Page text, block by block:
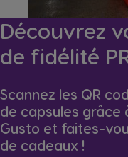
Découvrez
de fidélité
Scannez les QR
de capsules grâce
Gusto et faites-
de cadeaux !